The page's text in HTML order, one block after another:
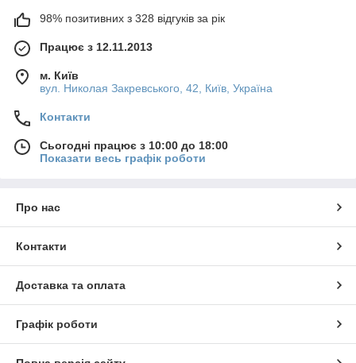
98% позитивних з 328 відгуків за рік
Працює з 12.11.2013
м. Київ
вул. Николая Закревського, 42, Київ, Україна
Контакти
Сьогодні працює з 10:00 до 18:00
Показати весь графік роботи
Про нас
Контакти
Доставка та оплата
Графік роботи